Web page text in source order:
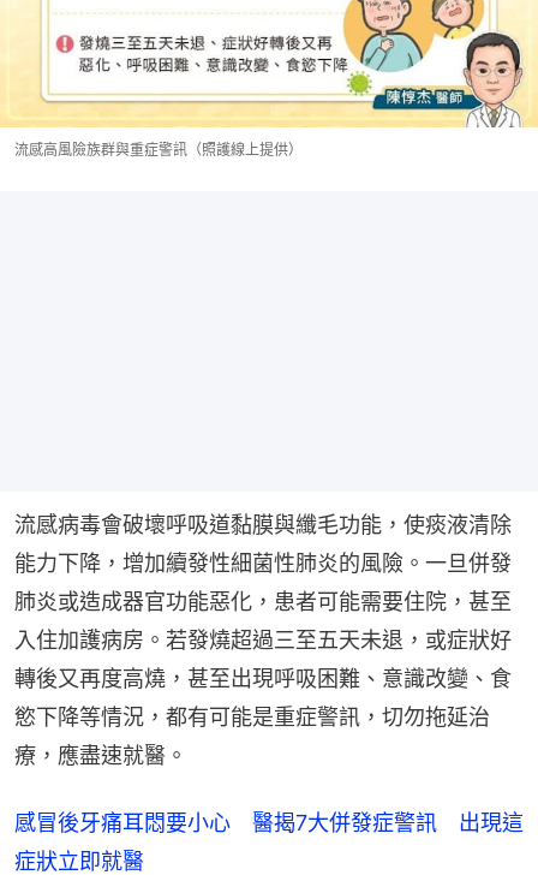
流感高風險族群與重症警訊（照護線上提供）
流感病毒會破壞呼吸道黏膜與纖毛功能，使痰液清除
能力下降，增加續發性細菌性肺炎的風險。一旦併發
肺炎或造成器官功能惡化，患者可能需要住院，甚至
入住加護病房。若發燒超過三至五天未退，或症狀好
轉後又再度高燒，甚至出現呼吸困難、意識改變、食
慾下降等情況，都有可能是重症警訊，切勿拖延治
療，應盡速就醫。
感冒後牙痛耳悶要小心 醫揭7大併發症警訊 出現這
症狀立即就醫